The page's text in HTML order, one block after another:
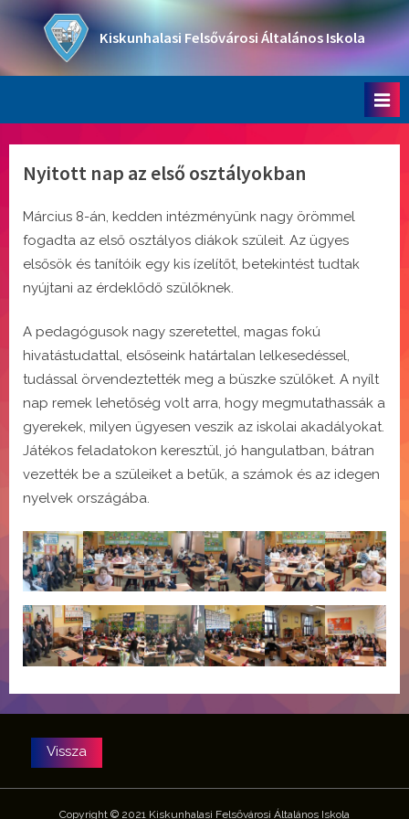
content
Kiskunhalasi Felsővárosi Általános Iskola
Nyitott nap az első osztályokban
Március 8-án, kedden intézményünk nagy örömmel
fogadta az első osztályos diákok szüleit. Az ügyes
elsősök és tanítóik egy kis ízelítőt, betekintést tudtak
nyújtani az érdeklődő szülőknek.
A pedagógusok nagy szeretettel, magas fokú
hivatástudattal, elsőseink határtalan lelkesedéssel,
tudással örvendeztették meg a büszke szülőket. A nyílt
nap remek lehetőség volt arra, hogy megmutathassák a
gyerekek, milyen ügyesen veszik az iskolai akadályokat.
Játékos feladatokon keresztül, jó hangulatban, bátran
vezették be a szüleiket a betűk, a számok és az idegen
nyelvek országába.
Copyright © 2021 Kiskunhalasi Felsővárosi Általános Iskola